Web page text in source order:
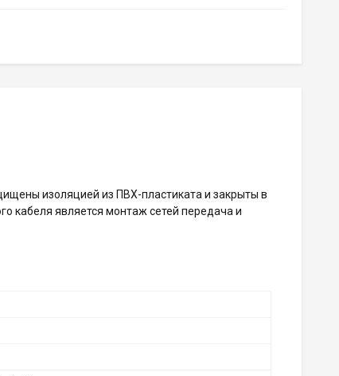
изоляцией из ПВХ-пластиката и закрыты в
кабеля является монтаж сетей передача и